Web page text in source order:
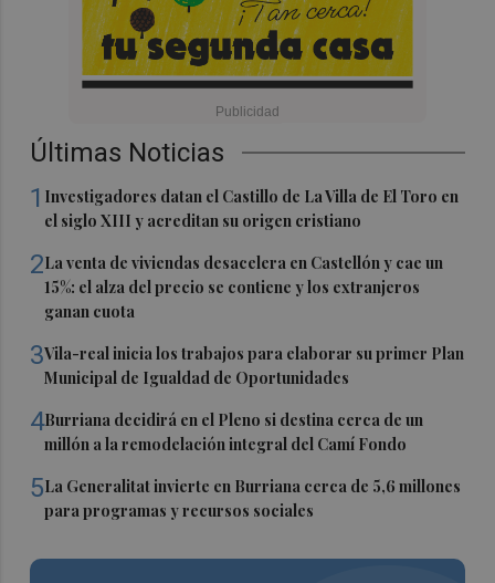
Últimas Noticias
1 Investigadores datan el Castillo de La Villa de El Toro en
el siglo XIII y acreditan su origen cristiano
2La venta de viviendas desacelera en Castellón y cae un
15%: el alza del precio se contiene y los extranjeros
ganan cuota
3Vila-real inicia los trabajos para elaborar su primer Plan
Municipal de Igualdad de Oportunidades
4Burriana decidirá en el Pleno si destina cerca de un
millón a la remodelación integral del Camí Fondo
5La Generalitat invierte en Burriana cerca de 5,6 millones
para programas y recursos sociales